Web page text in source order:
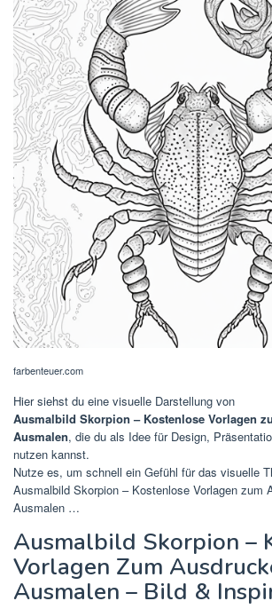
farbenteuer.com
Hier siehst du eine visuelle Darstellung von
Ausmalbild Skorpion – Kostenlose Vorlagen
Ausmalen, die du als Idee für Design,
nutzen kannst.
Nutze es, um schnell ein Gefühl für das visuelle
Ausmalbild Skorpion – Kostenlose Vorlagen zum
Ausmalen …
Ausmalbild Skorpion –
Vorlagen Zum
Ausmalen – Bild &